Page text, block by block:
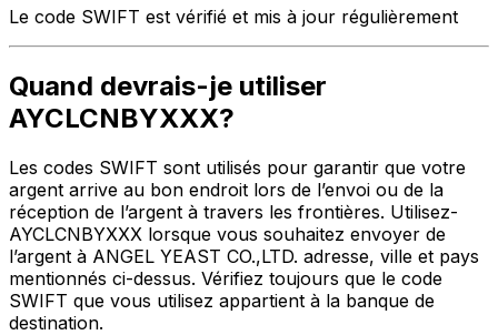
Le code SWIFT est vérifié et mis à jour régulièrement
Quand devrais-je utiliser
AYCLCNBYXXX?
Les codes SWIFT sont utilisés pour garantir que votre
argent arrive au bon endroit lors de l’envoi ou de la
réception de l’argent à travers les frontières. Utilisez-
AYCLCNBYXXX lorsque vous souhaitez envoyer de
l’argent à ANGEL YEAST CO.,LTD. adresse, ville et pays
mentionnés ci-dessus. Vérifiez toujours que le code
SWIFT que vous utilisez appartient à la banque de
destination.